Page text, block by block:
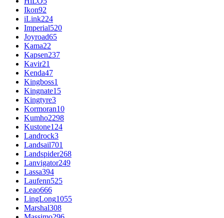
Ikon92
iLink224
Imperial520
Joyroad65
Kama22
Kapsen237
Kavir21
Kenda47
Kingboss1
Kingnate15
Kingtyre3
Kormoran10
Kumho2298
Kustone124
Landrock3
Landsail701
Landspider268
Lanvigator249
Lassa394
Laufenn525
Leao666
LingLong1055
Marshal308